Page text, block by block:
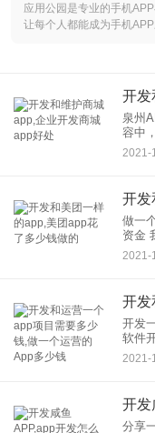
应用公园是专业的手机
让每个人都能成为手机
开发
泉州
容中，
预计
来的
2021-
做一
资金
外置
2021-
开发一
软件
们。
行各
2021-
开发
分享